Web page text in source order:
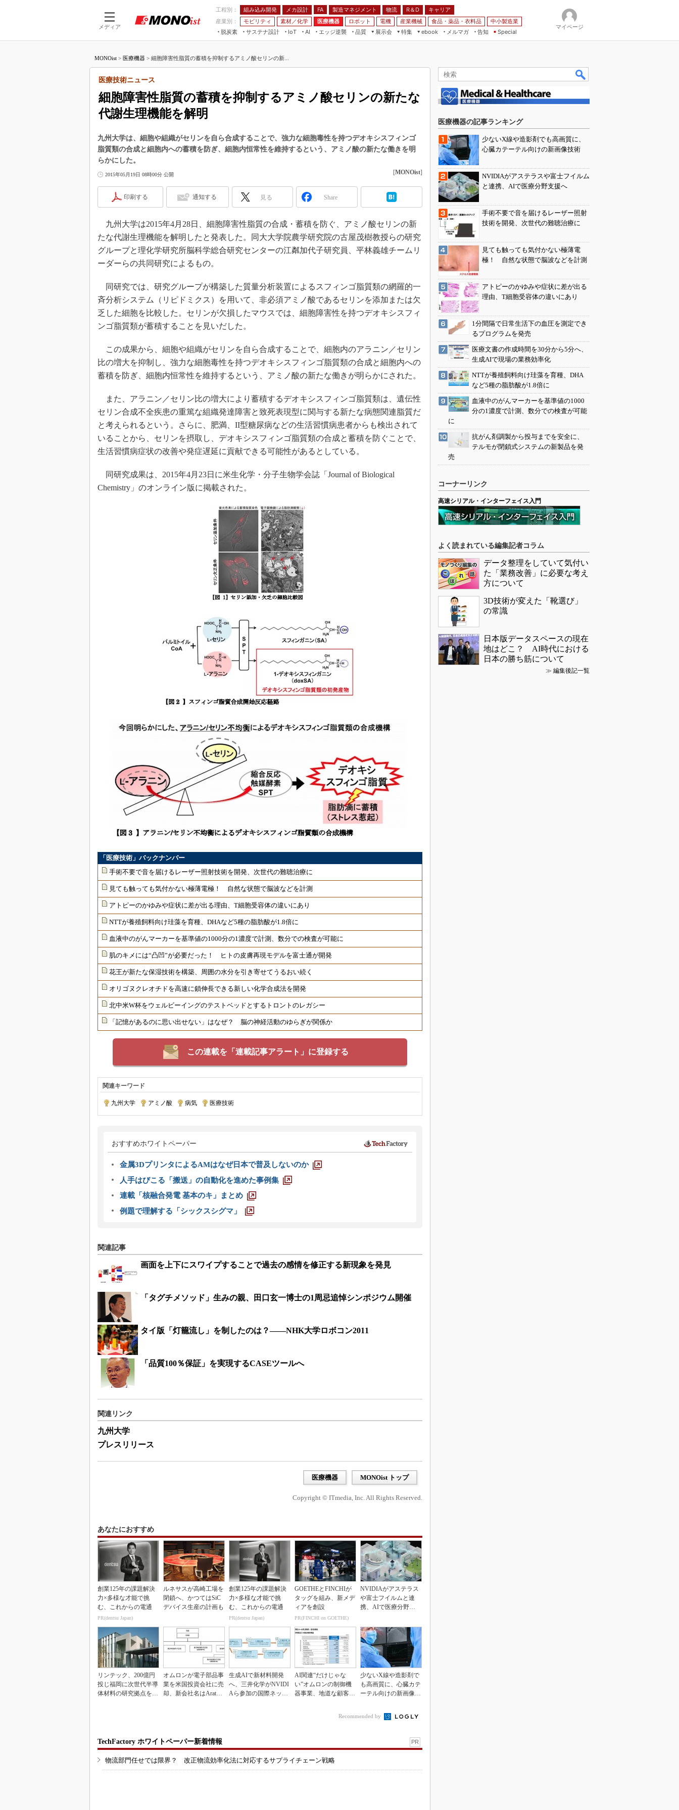
メディア
工程別： 組み込み開発 メカ設計 FA 製造マネジメント 物流 R＆D
キャリア
産業別：
モビリティ 素材／化学 医療機器 ロボット 電機 産業機械 食品・薬品・衣料品
中小製造業
脱炭素
サステナ設計
IoT
つながる工場
AI
AI×設備保全
エッジ逆襲 品質
展示会
JIMTOF
IIFES
TECHNO-FRONTIER
EdgeTech+
日本ものづくりワールド
AUTOMOTIVE WORLD
産業オープンネット展
特集
フィールドサービス
組み込み画像技術
組み込みモデリング
ISO26262
3Dプリンタ
デジタルツインとCAE
イノベーション
製造業ビッグデータ
知財マネジメント
海外生産
制御セキュリティ
新型コロナへの対応
ebook
FA
モビリティ
メルマガ
告知 Special
マイページ
MONOist > 医療機器 > 細胞障害性脂質の蓄積を抑制するアミノ酸セリンの新...
細胞障害性脂質の蓄積を抑制するアミノ酸セリンの新たな
代謝生理機能を解明
医療技術ニュース
九州大学は、細胞や組織がセリンを自ら合成することで、強力な細胞毒性を持つデオキシスフィンゴ
脂質類の合成と細胞内への蓄積を防ぎ、細胞内恒常性を維持するという、アミノ酸の新たな働きを明
らかにした。
2015年05月19日 08時00分 公開 [MONOist]
印刷する 通知する 見る Share
九州大学は2015年4月28日、細胞障害性脂質の合成・蓄積を防ぐ、アミノ酸セリンの新
たな代謝生理機能を解明したと発表した。同大大学院農学研究院の古屋茂樹教授らの研究
グループと理化学研究所脳科学総合研究センターの江粼加代子研究員、平林義雄チームリ
ーダーらの共同研究によるもの。
同研究では、研究グループが構築した質量分析装置によるスフィンゴ脂質類の網羅的一
斉分析システム（リピドミクス）を用いて、非必須アミノ酸であるセリンを添加または欠
乏した細胞を比較した。セリンが欠損したマウスでは、細胞障害性を持つデオキシスフィ
ンゴ脂質類が蓄積することを見いだした。
この成果から、細胞や組織がセリンを自ら合成することで、細胞内のアラニン／セリン
比の増大を抑制し、強力な細胞毒性を持つデオキシスフィンゴ脂質類の合成と細胞内への
蓄積を防ぎ、細胞内恒常性を維持するという、アミノ酸の新たな働きが明らかにされた。
また、アラニン／セリン比の増大により蓄積するデオキシスフィンゴ脂質類は、遺伝性
セリン合成不全疾患の重篤な組織発達障害と致死表現型に関与する新たな病態関連脂質だ
と考えられるという。さらに、肥満、II型糖尿病などの生活習慣病患者からも検出されて
いることから、セリンを摂取し、デオキシスフィンゴ脂質類の合成と蓄積を防ぐことで、
生活習慣病症状の改善や発症遅延に貢献できる可能性があるとしている。
同研究成果は、2015年4月23日に米生化学・分子生物学会誌「Journal of Biological
Chemistry」のオンライン版に掲載された。
「医療技術」バックナンバー
手術不要で音を届けるレーザー照射技術を開発、次世代の難聴治療に
見ても触っても気付かない極薄電極！ 自然な状態で脳波などを計測
アトピーのかゆみや症状に差が出る理由、T細胞受容体の違いにあり
NTTが養殖飼料向け珪藻を育種、DHAなど5種の脂肪酸が1.8倍に
血液中のがんマーカーを基準値の1000分の1濃度で計測、数分での検査が可能に
肌のキメには“凸凹”が必要だった！ ヒトの皮膚再現モデルを富士通が開発
花王が新たな保湿技術を構築、周囲の水分を引き寄せてうるおい続く
オリゴヌクレオチドを高速に鎖伸長できる新しい化学合成法を開発
北中米W杯をウェルビーイングのテストベッドとするトロントのレガシー
「記憶があるのに思い出せない」はなぜ？ 脳の神経活動のゆらぎが関係か
この連載を「連載記事アラート」に登録する
関連キーワード
九州大学 アミノ酸 病気 医療技術
おすすめホワイトペーパー
金属3DプリンタによるAMはなぜ日本で普及しないのか
人手はびこる「搬送」の自動化を進めた事例集
連載「核融合発電 基本のキ」まとめ
例題で理解する「シックスシグマ」
関連記事
画面を上下にスワイプすることで過去の感情を修正する新現象を発見
「タグチメソッド」生みの親、田口玄一博士の1周忌追悼シンポジウム開催
タイ版「灯籠流し」を制したのは？――NHK大学ロボコン2011
「品質100％保証」を実現するCASEツールへ
関連リンク
九州大学
プレスリリース
医療機器 MONOist トップ
Copyright © ITmedia, Inc. All Rights Reserved.
あなたにおすすめ
創業125年の課題解決
力×多様な才能で挑
む、これからの電通
PR(dentsu Japan)
ルネサスが高崎工場を
閉鎖へ、かつてはSiC
デバイス生産の計画も
創業125年の課題解決
力×多様な才能で挑
む、これからの電通
PR(dentsu Japan)
GOETHEとFINCHIが
タッグを組み、新メデ
ィアを創設
PR(FINCHI on GOETHE)
NVIDIAがアステラス
や富士フイルムと連
携、AIで医療分野支
リンテック、200億円
投じ福岡に次世代半導
体材料の研究拠点を開
オムロンが電子部品事
業を米国投資会社に売
却、新会社名はAratas
生成AIで新材料開発
へ、三井化学がNVIDI
Aら参加の国際ネット
AI関連“だけじゃな
い”オムロンの制御機
器事業、地道な顧客基
少ないX線や造影剤で
も高画質に、心臓カテ
ーテル向けの新画像技
Recommended by
TechFactory ホワイトペーパー新着情報 PR
物流部門任せでは限界？ 改正物流効率化法に対応するサプライチェーン戦略
医療機器の記事ランキング
少ないX線や造影剤でも高画質に、
心臓カテーテル向けの新画像技術
NVIDIAがアステラスや富士フイルム
と連携、AIで医療分野支援へ
手術不要で音を届けるレーザー照射
技術を開発、次世代の難聴治療に
見ても触っても気付かない極薄電
極！ 自然な状態で脳波などを計測
アトピーのかゆみや症状に差が出る
理由、T細胞受容体の違いにあり
1分間隔で日常生活下の血圧を測定でき
るプログラムを発売
医療文書の作成時間を30分から5分へ、
生成AIで現場の業務効率化
NTTが養殖飼料向け珪藻を育種、DHA
など5種の脂肪酸が1.8倍に
血液中のがんマーカーを基準値の1000
分の1濃度で計測、数分での検査が可能
に
抗がん剤調製から投与までを安全に、
テルモが閉鎖式システムの新製品を発
売
コーナーリンク
高速シリアル・インターフェイス入門
よく読まれている編集記者コラム
データ整理をしていて気付い
た「業務改善」に必要な考え
方について
3D技術が変えた「靴選び」
の常識
日本版データスペースの現在
地はどこ？ AI時代における
日本の勝ち筋について
≫ 編集後記一覧